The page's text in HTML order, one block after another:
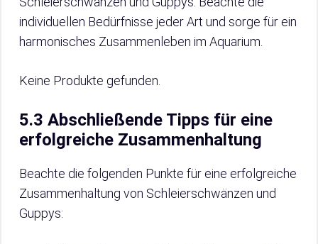
individuellen Bedürfnisse jeder Art und sorge für ein
harmonisches Zusammenleben im Aquarium.
Keine Produkte gefunden.
5.3 Abschließende Tipps für eine
erfolgreiche Zusammenhaltung
Beachte die folgenden Punkte für eine erfolgreiche
Zusammenhaltung von Schleierschwänzen und
Guppys: